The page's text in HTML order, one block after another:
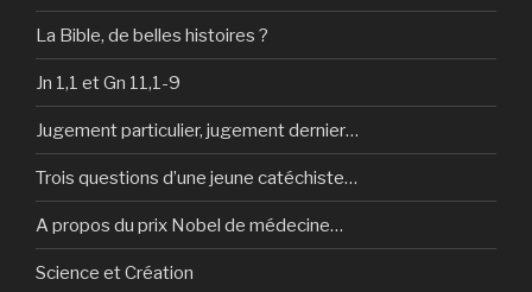
La Bible, de belles histoires ?
Jn 1,1 et Gn 11,1-9
Jugement particulier, jugement dernier…
Trois questions d’une jeune catéchiste…
A propos du prix Nobel de médecine…
Science et Création